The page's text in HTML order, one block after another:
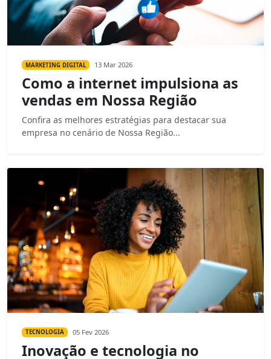
MARKETING DIGITAL 13 Mar 2026
Como a internet impulsiona as
vendas em Nossa Região
Confira as melhores estratégias para destacar sua
empresa no cenário de Nossa Região...
TECNOLOGIA 05 Fev 2026
Inovação e tecnologia no